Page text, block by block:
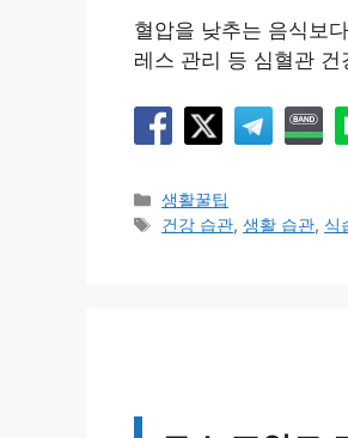
혈압을 낮추는 음식보
레스 관리 등 심혈관
카
테
생활꿀팁
태
건강 습관,생활 습관, 식